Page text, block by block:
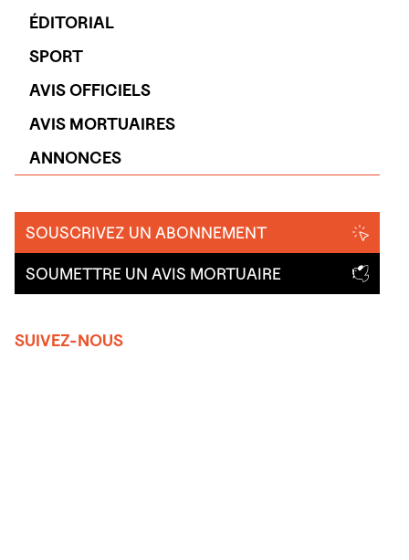
ÉDITORIAL
SPORT
AVIS OFFICIELS
AVIS MORTUAIRES
ANNONCES
SOUSCRIVEZ UN ABONNEMENT
SOUMETTRE UN AVIS MORTUAIRE
SUIVEZ-NOUS